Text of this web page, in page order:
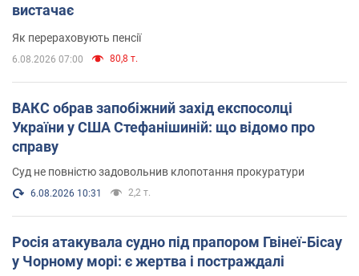
вистачає
Як перераховують пенсії
6.08.2026 07:00 80,8 т.
ВАКС обрав запобіжний захід експосолці
України у США Стефанішиній: що відомо про
справу
Суд не повністю задовольнив клопотання прокуратури
6.08.2026 10:31 2,2 т.
Росія атакувала судно під прапором Гвінеї-Бісау
у Чорному морі: є жертва і постраждалі